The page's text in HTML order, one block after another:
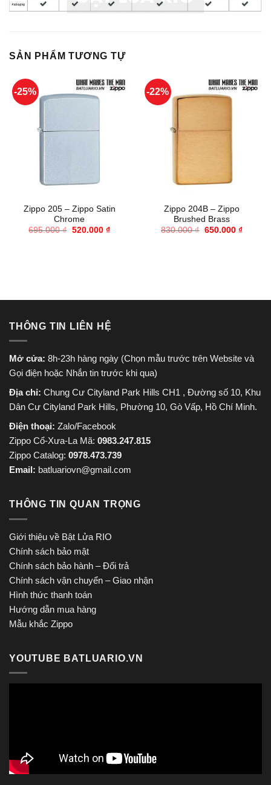
SẢN PHẨM TƯƠNG TỰ
-25%
Zippo 205 – Zippo Satin
Chrome
695.000₫ Giá
520.000 ₫Giá
-22%
Zippo 204B – Zippo
Brushed Brass
830.000₫ Giá
650.000 ₫Giá
THÔNG TIN LIÊN HỆ
Mở cửa: 8h-23h hàng ngày (Chọn mẫu trước trên Website và
Gọi điện hoặc Nhắn tin trước khi qua)
Địa chỉ: Chung Cư Cityland Park Hills CH1 , Đường số 10, Khu
Dân Cư Cityland Park Hills, Phường 10, Gò Vấp, Hồ Chí Minh.
Điện thoại: Zalo/Facebook
Zippo Cổ-Xưa-La Mã: 0983.247.815
Zippo Catalog: 0978.473.739
Email: batluariovn@gmail.com
THÔNG TIN QUAN TRỌNG
Giới thiệu về Bật Lửa RIO
Chính sách bảo mật
Chính sách bảo hành – Đổi trả
Chính sách vận chuyển – Giao nhận
Hình thức thanh toán
Hướng dẫn mua hàng
Mẫu khắc Zippo
YOUTUBE BATLUARIO.VN